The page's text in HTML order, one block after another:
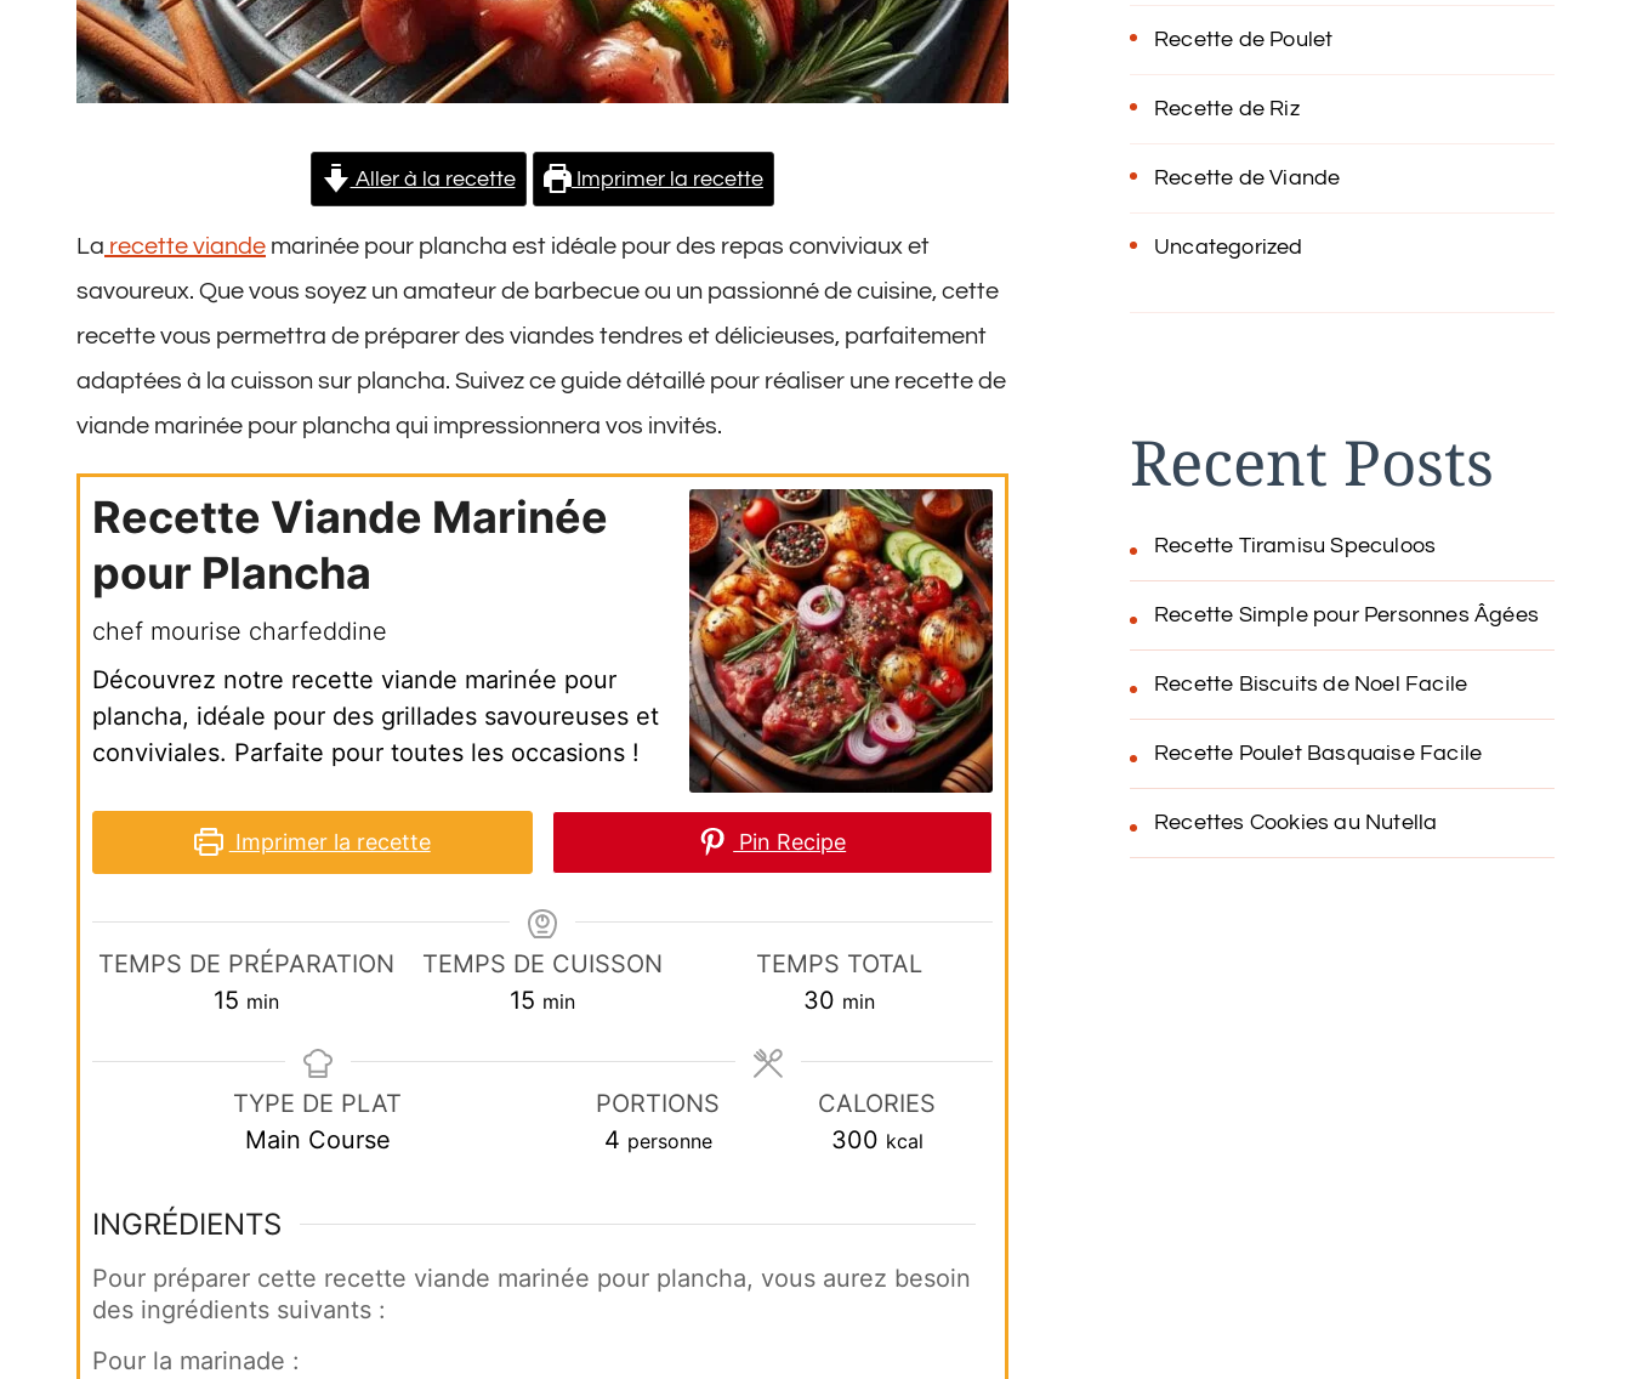
Aller à la recette Imprimer la recette
La recette viande marinée pour plancha est idéale pour des repas conviviaux et
savoureux. Que vous soyez un amateur de barbecue ou un passionné de cuisine, cette
recette vous permettra de préparer des viandes tendres et délicieuses, parfaitement
adaptées à la cuisson sur plancha. Suivez ce guide détaillé pour réaliser une recette de
viande marinée pour plancha qui impressionnera vos invités.
Recette Viande Marinée
pour Plancha
chef mourise charfeddine
Découvrez notre recette viande marinée pour
plancha, idéale pour des grillades savoureuses et
conviviales. Parfaite pour toutes les occasions !
Imprimer la recette Pin Recipe
TEMPS DE PRÉPARATION
15 minutes
min
TEMPS DE CUISSON
15 minutes
min
TEMPS TOTAL
30minutes
min
TYPE DE PLAT
Main Course
PORTIONS
4 personne
CALORIES
300 kcal
INGRÉDIENTS
Pour préparer cette recette viande marinée pour plancha, vous aurez besoin
des ingrédients suivants :
Pour la marinade :
Recette de Poulet
Recette de Riz
Recette de Viande
Uncategorized
Recent Posts
Recette Tiramisu Speculoos
Recette Simple pour Personnes Âgées
Recette Biscuits de Noel Facile
Recette Poulet Basquaise Facile
Recettes Cookies au Nutella